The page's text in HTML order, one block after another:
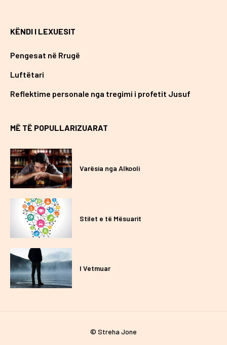
KËNDI I LEXUESIT
Pengesat në Rrugë
Luftëtari
Reflektime personale nga tregimi i profetit Jusuf
MË TË POPULLARIZUARAT
Varësia nga Alkooli
Stilet e të Mësuarit
I Vetmuar
© Streha Jone